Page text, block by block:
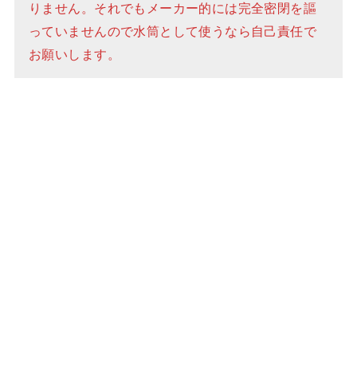
りません。それでもメーカー的には完全密閉を謳
っていませんので水筒として使うなら自己責任で
お願いします。